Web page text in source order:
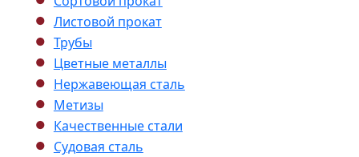
Листовой прокат
Трубы
Цветные металлы
Нержавеющая сталь
Метизы
Качественные стали
Судовая сталь